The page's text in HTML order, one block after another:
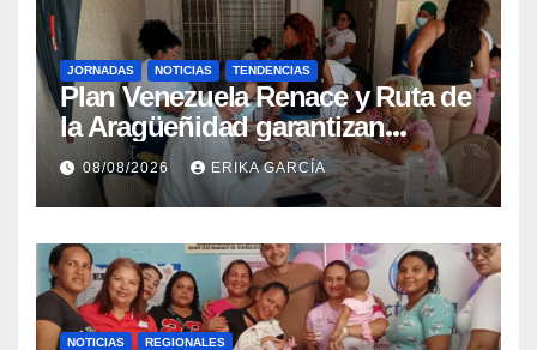
JORNADAS NOTICIAS TENDENCIAS
Plan Venezuela Renace y Ruta de
la Aragüeñidad garantizan
atención médica integral en
Aragua
08/08/2026 ERIKA GARCÍA
NOTICIAS REGIONALES